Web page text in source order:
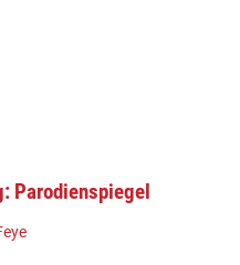
Parodienspiegel